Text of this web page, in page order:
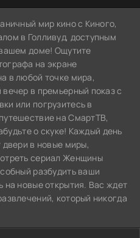
мир кино с Киного,
в Голливуд, доступным
доме! Ощутите
на экране
в любой точке мира,
в премьерный показ с
или погрузитесь в
на СмартТВ,
о скуке! Каждый день
двери в новые миры,
сериал Женщины
разбудить ваши
на новые открытия. Вас ждет
который никогда